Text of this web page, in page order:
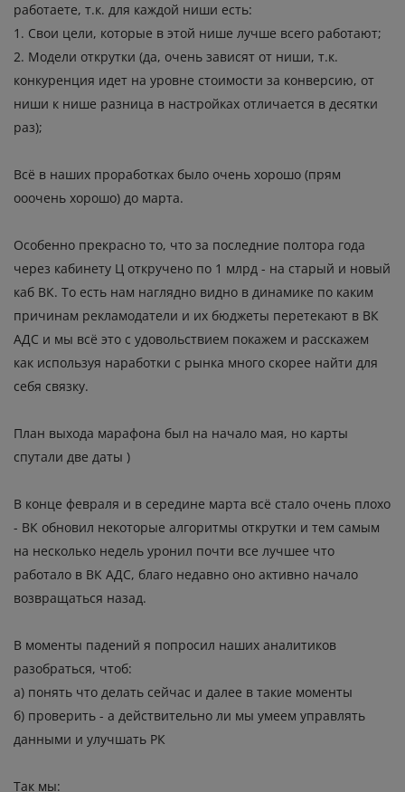
работаете, т.к. для каждой ниши есть:
1. Свои цели, которые в этой нише лучше всего работают;
2. Модели открутки (да, очень зависят от ниши, т.к.
конкуренция идет на уровне стоимости за конверсию, от
ниши к нише разница в настройках отличается в десятки
раз);
Всё в наших проработках было очень хорошо (прям
ооочень хорошо) до марта.
Особенно прекрасно то, что за последние полтора года
через кабинету Ц откручено по 1 млрд - на старый и новый
каб ВК. То есть нам наглядно видно в динамике по каким
причинам рекламодатели и их бюджеты перетекают в ВК
АДС и мы всё это с удовольствием покажем и расскажем
как используя наработки с рынка много скорее найти для
себя связку.
План выхода марафона был на начало мая, но карты
спутали две даты )
В конце февраля и в середине марта всё стало очень плохо
- ВК обновил некоторые алгоритмы открутки и тем самым
на несколько недель уронил почти все лучшее что
работало в ВК АДС, благо недавно оно активно начало
возвращаться назад.
В моменты падений я попросил наших аналитиков
разобраться, чтоб:
а) понять что делать сейчас и далее в такие моменты
б) проверить - а действительно ли мы умеем управлять
данными и улучшать РК
Так мы: